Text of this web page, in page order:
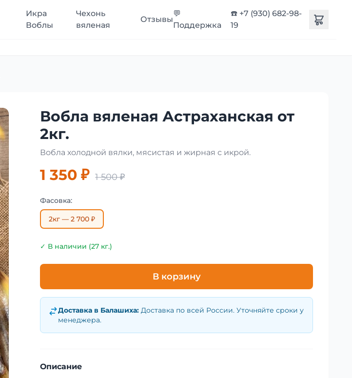
Икра
Воблы
Чехонь
вяленая
Отзывы
💬
Поддержка
☎️ +7 (930) 682-98-
19
Вобла вяленая Астраханская от
2кг.
Вобла холодной вялки, мясистая и жирная с икрой.
1 350 ₽ 1 500 ₽
Фасовка:
2кг — 2 700 ₽
✓ В наличии (27 кг.)
В корзину
Доставка в Балашиха: Доставка по всей России. Уточняйте сроки у
менеджера.
Описание